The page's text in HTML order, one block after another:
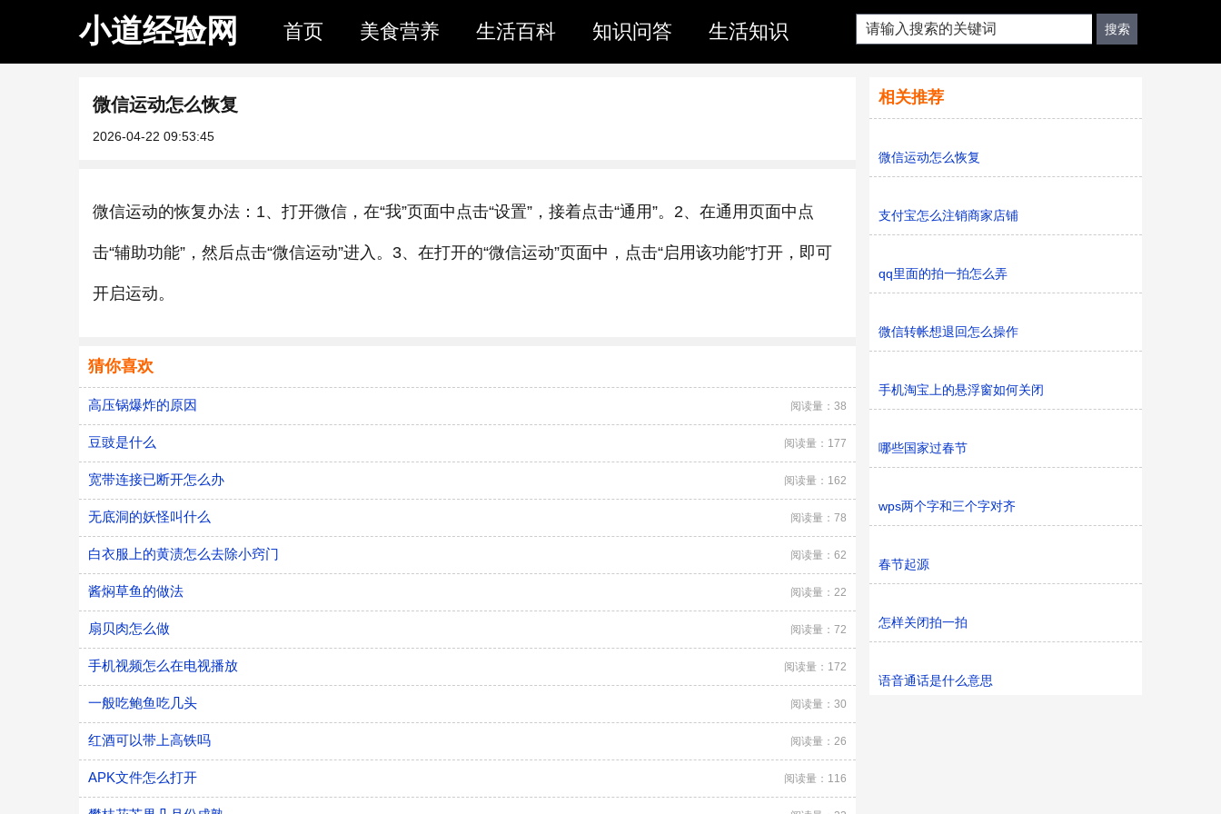
小道经验网 首页 美食营养 生活百科 知识问答 生活知识
微信运动怎么恢复
2026-04-22 09:53:45
微信运动的恢复办法：1、打开微信，在“我”页面中点击“设置”，接着点击“通用”。2、在通用页面中点
击“辅助功能”，然后点击“微信运动”进入。3、在打开的“微信运动”页面中，点击“启用该功能”打开，即可
开启运动。
猜你喜欢
高压锅爆炸的原因 阅读量：38
豆豉是什么 阅读量：177
宽带连接已断开怎么办 阅读量：162
无底洞的妖怪叫什么 阅读量：78
白衣服上的黄渍怎么去除小窍门 阅读量：62
酱焖草鱼的做法 阅读量：22
扇贝肉怎么做 阅读量：72
手机视频怎么在电视播放 阅读量：172
一般吃鲍鱼吃几头 阅读量：30
红酒可以带上高铁吗 阅读量：26
APK文件怎么打开 阅读量：116
相关推荐
微信运动怎么恢复
支付宝怎么注销商家店铺
qq里面的拍一拍怎么弄
微信转帐想退回怎么操作
手机淘宝上的悬浮窗如何关闭
哪些国家过春节
wps两个字和三个字对齐
春节起源
怎样关闭拍一拍
语音通话是什么意思